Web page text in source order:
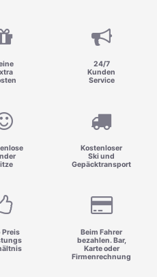
24/7
Kunden
Service
Kostenloser
Ski und
Gepäcktransport
Preis
Beim Fahrer
bezahlen. Bar,
Karte oder
Firmenrechnung